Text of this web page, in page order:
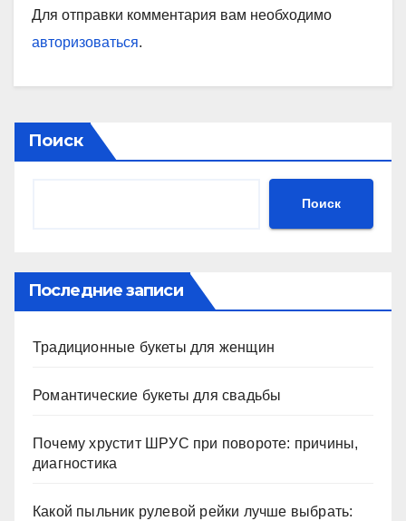
Для отправки комментария вам необходимо
авторизоваться.
Поиск
Поиск
Последние записи
Традиционные букеты для женщин
Романтические букеты для свадьбы
Почему хрустит ШРУС при повороте: причины,
диагностика
Какой пыльник рулевой рейки лучше выбрать: